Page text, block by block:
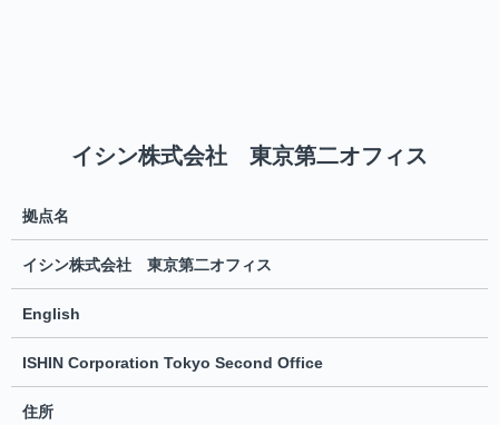
イシン株式会社 東京第二オフィス
拠点名
イシン株式会社 東京第二オフィス
English
ISHIN Corporation Tokyo Second Office
住所